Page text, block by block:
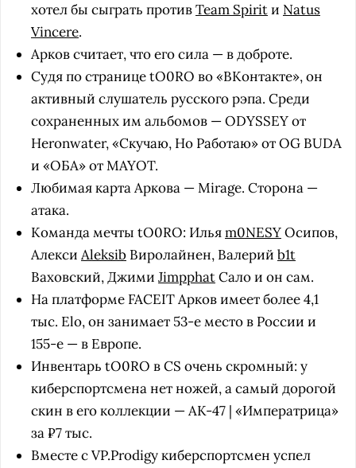
хотел бы сыграть противTeam Spiritи Natus
Vincere.
Арков считает, что его сила — в доброте.
Судя по странице tO0RO во «ВКонтакте», он
активный слушатель русского рэпа. Среди
сохраненных им альбомов — ODYSSEY от
Heronwater, «Скучаю, Но Работаю» от OG BUDA
и «ОБА» от MAYOT.
Любимая карта Аркова — Mirage. Сторона —
атака.
Команда мечты tO0RO: Ильяm0NESYОсипов,
Алекси Aleksib Виролайнен, Валерий b1t
Ваховский, Джими JimpphatСало и он сам.
На платформе FACEIT Арков имеет более 4,1
тыс. Elo, он занимает 53-е место в России и
155-е — в Европе.
Инвентарь tO0RO в CS очень скромный: у
киберспортсмена нет ножей, а самый дорогой
скин в его коллекции — AK-47 | «Императрица»
за ₽7 тыс.
Вместе с VP.Prodigy киберспортсмен успел